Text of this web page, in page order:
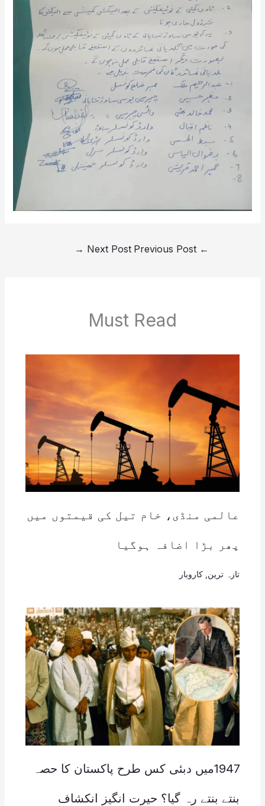
←
Next Post
→
Must Read
عالمی منڈی، خام تیل کی قیمتوں میں
پھر بڑا اضافہ ہوگیا
تازہ ترین کاروبار
1947میں دبئی کس طرح پاکستان کا حصہ
بنتے بنتے رہ گیا؟ حیرت انگیز انکشاف